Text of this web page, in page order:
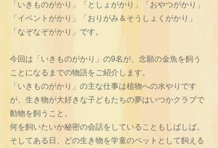
「いきものがかり」「としょがかり」「おやつがかり」
「イベントがかり」「おりがみ＆そうしょくがかり」
「なぞなぞがかり」です。
今回は「いきものがかり」の9名が、念願の金魚を飼う
ことになるまでの物語をご紹介します。
「いきものがかり」の主な仕事は植物への水やりです
が、生き物が大好きな子どもたちの夢はいつかクラブで
動物を飼うこと。
何を飼いたいか秘密の会話をしていることもしばしば。
そしてある日、どの生き物を学童のペットとして飼える